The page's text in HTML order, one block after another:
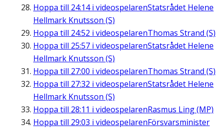
Hoppa till 24:14i videospelarenStatsrådet Helene
Hellmark Knutsson (S)
Hoppa till 24:52 i videospelarenThomas Strand (S)
Hoppa till 25:57 i videospelarenStatsrådet Helene
Hellmark Knutsson (S)
Hoppa till 27:00 i videospelarenThomas Strand (S)
Hoppa till 27:32 i videospelarenStatsrådet Helene
Hellmark Knutsson (S)
Hoppa till 28:11 i videospelarenRasmus Ling (MP)
Hoppa till 29:03 i videospelarenFörsvarsminister